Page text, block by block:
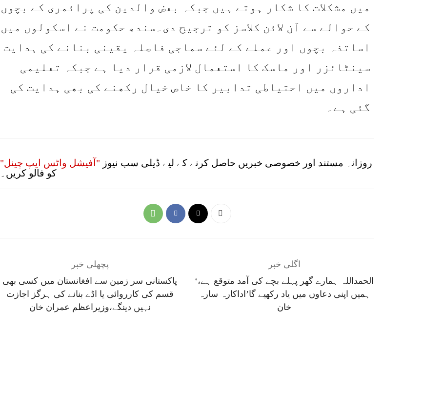
میں مشکلات کا شکار ہوتے ہیں جبکہ بعض والدین کی پرائمری کے بچوں
کے حوالے سے آن لائن کلاسز کو ترجیح دی۔سندھ حکومت نے اسکولوں میں
اساتذہ بچوں اور عملے کے لئے سماجی فاصلہ یقینی بنانے کی ہدایت
سینٹائزر اور ماسک کا استعمال لازمی قرار دیا ہے جبکہ تعلیمی
اداروں میں احتیاطی تدابیر کا خاص خیال رکھنے کی بھی ہدایت کی
گئی ہے۔
روزانہ مستند اور خصوصی خبریں حاصل کرنے کے لیے ڈیلی سب نیوز "آفیشل واٹس ایپ چینل"
کو فالو کریں۔
پچھلی خبر
پاکستانی سر زمین سے افغانستان میں کسی بھی
قسم کی کارروائی یا اڈے بنانے کی ہرگز اجازت
نہیں دینگے،وزیراعظم عمران خان
اگلی خبر
‘الحمداللہ ہمارے گھر پہلے بچے کی آمد متوقع ہے،
ہمیں اپنی دعاوں میں یاد رکھیے گا’اداکارہ سارہ
خان